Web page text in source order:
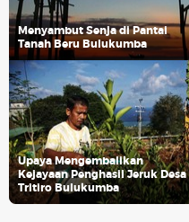
Menyambut Senja di Pantai
Tanah Beru Bulukumba
Upaya Mengembalikan
Kejayaan Penghasil Jeruk Desa
Tritiro Bulukumba